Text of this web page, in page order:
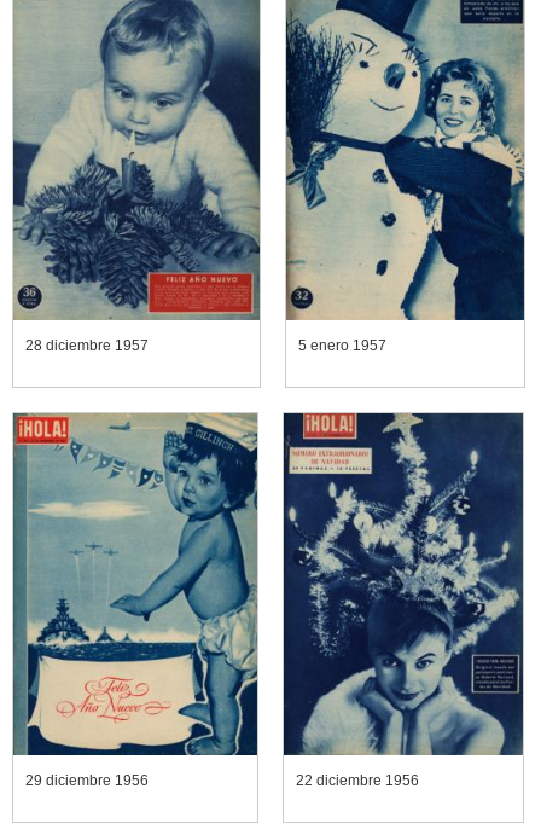
28 diciembre 1957 5 enero 1957
29 diciembre 1956 22 diciembre 1956